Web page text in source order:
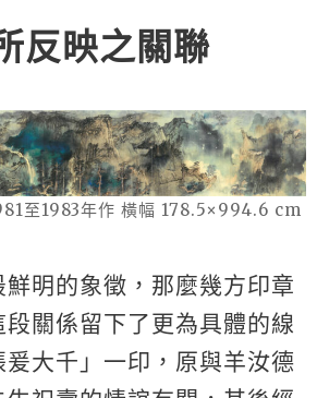
反映之關聯
至1983年作 橫幅 178.5×994.6 cm
明的象徵，那麼幾方印章
關係留下了更為具體的線
大千」一印，原與羊汝德